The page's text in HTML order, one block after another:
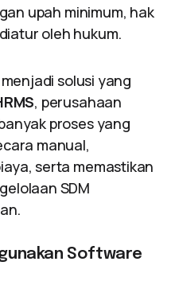
upah minimum, hak
oleh hukum.
menjadi solusi yang
, perusahaan
proses yang
manual,
serta memastikan
SDM
Software